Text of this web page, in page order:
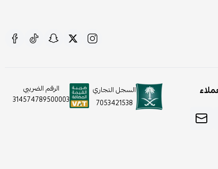
السجل التجاري
7053421538
الرقم الضريبي
314574789500003